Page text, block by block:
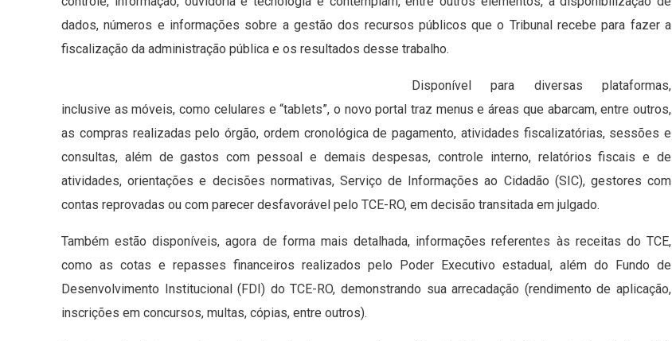
dados, números e informações sobre a gestão dos recursos públicos que o Tribunal recebe para fazer a
fiscalização da administração pública e os resultados desse trabalho.
Disponível para diversas plataformas,
inclusive as móveis, como celulares e “tablets”, o novo portal traz menus e áreas que abarcam, entre outros,
as compras realizadas pelo órgão, ordem cronológica de pagamento, atividades fiscalizatórias, sessões e
consultas, além de gastos com pessoal e demais despesas, controle interno, relatórios fiscais e de
atividades, orientações e decisões normativas, Serviço de Informações ao Cidadão (SIC), gestores com
contas reprovadas ou com parecer desfavorável pelo TCE-RO, em decisão transitada em julgado.
Também estão disponíveis, agora de forma mais detalhada, informações referentes às receitas do TCE,
como as cotas e repasses financeiros realizados pelo Poder Executivo estadual, além do Fundo de
Desenvolvimento Institucional (FDI) do TCE-RO, demonstrando sua arrecadação (rendimento de aplicação,
inscrições em concursos, multas, cópias, entre outros).